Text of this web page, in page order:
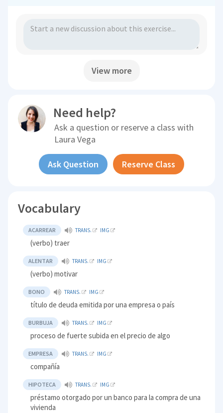
View more
Need help?
Ask a question or reserve a class with
Laura Vega
Ask Question Reserve Class
Vocabulary
ACARREAR TRANS. IMG
(verbo) traer
ALENTAR TRANS. IMG
(verbo) motivar
BONO TRANS. IMG
título de deuda emitida por una empresa o país
BURBUJA TRANS. IMG
proceso de fuerte subida en el precio de algo
EMPRESA TRANS. IMG
compañía
HIPOTECA TRANS. IMG
préstamo otorgado por un banco para la compra de una
vivienda